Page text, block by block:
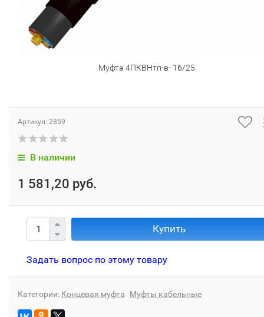
Муфта 4ПКВНтп-в- 16/25
Артикул: 2859
В наличии
1 581,20 руб.
Купить
Задать вопрос по этому товару
Категории: Концевая муфта Муфты кабельные